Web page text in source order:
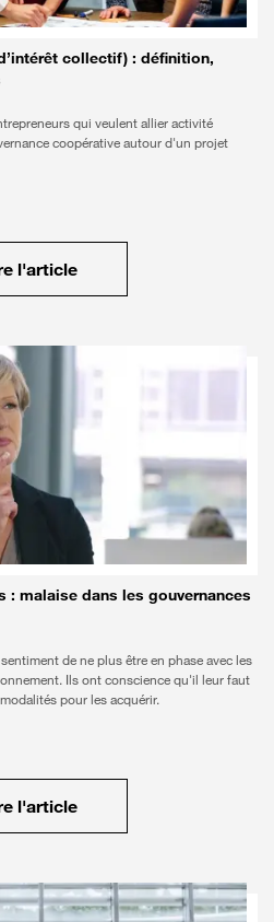
collectif) : définition,
qui veulent allier activité
coopérative autour d'un projet
l'article
: malaise dans les gouvernances
de ne plus être en phase avec les
Ils ont conscience qu'il leur faut
pour les acquérir.
l'article